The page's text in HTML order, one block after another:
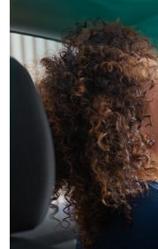
Segurança
Grave acidente na
caminhões deixa